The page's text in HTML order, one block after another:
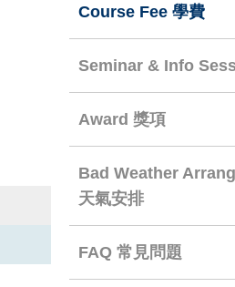
Course Fee 學費
Seminar & Info
Award 獎項
Bad Weather
天氣安排
FAQ 常見問題